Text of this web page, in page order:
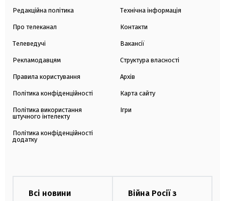
Редакційна політика
Про телеканал
Телеведучі
Рекламодавцям
Правила користування
Політика конфіденційності
Політика використання
штучного інтелекту
Політика конфіденційності
додатку
Технічна інформація
Контакти
Вакансії
Структура власності
Архів
Карта сайту
Ігри
Всі новини
Війна Росії з